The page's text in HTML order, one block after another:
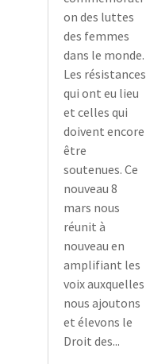
on des luttes
des femmes
dans le monde.
Les résistances
qui ont eu lieu
et celles qui
doivent encore
être
soutenues. Ce
nouveau 8
mars nous
réunit à
nouveau en
amplifiant les
voix auxquelles
nous ajoutons
et élevons le
Droit des...